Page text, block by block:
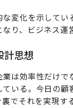
な変化を示して
り、ビジネス運
計思想
は効率性だけ
いる。今日の
でそれを実現す